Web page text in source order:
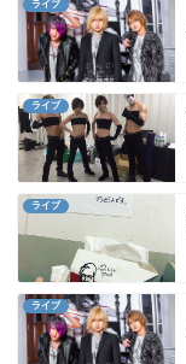
ライブ
ライブ
ライブ
ライブ